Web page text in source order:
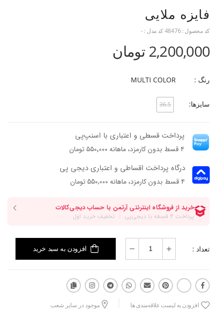
فایزه ملایی
کد محصول : 48476کد مدل :-
2,200,000 تومان
رنگ : MULTI COLOR
سایزها: 36.5
پرداخت قسطی و اعتباری با اسنپ‌پی
۴ قسط بدون کارمزد، ماهانه ۵۵۰٬۰۰۰ تومان
درگاه پرداخت اقساطی و اعتباری دیجی پی
۴ قسط بدون کارمزد، ماهانه 550,000 تومان
تعداد : افزودن به سبد خرید
افزودن به لیست علاقه‌مندی ها موجود در سایر شعب